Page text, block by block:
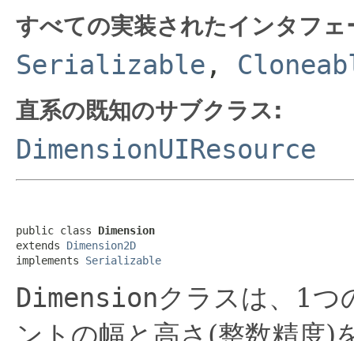
すべての実装されたインタフ
Serializable ,
直系の既知のサブクラス:
DimensionUIResource
public class Dimension
extends Dimension2D
implements Serializable
Dimensionクラスは、1つ
ントの幅と高さ(整数精度)